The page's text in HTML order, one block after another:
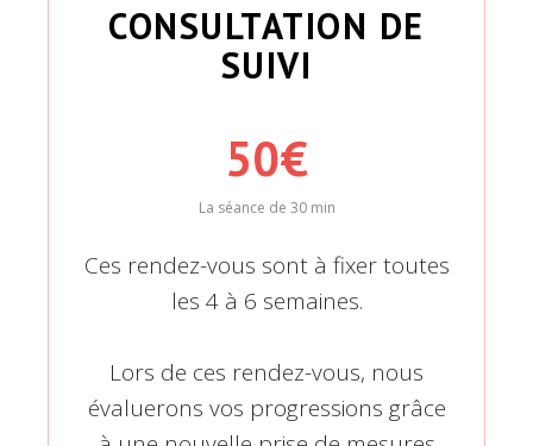
CONSULTATION DE
SUIVI
50€
La séance de 30 min
Ces rendez-vous sont à fixer toutes
les 4 à 6 semaines.
Lors de ces rendez-vous, nous
évaluerons vos progressions grâce